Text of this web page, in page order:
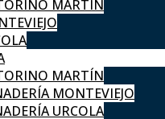
MARTÍN
MARTÍN
MONTEVIEJO
URCOLA